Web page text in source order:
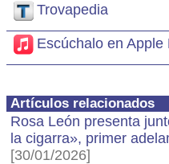
Trovapedia
Escúchalo en Apple
Artículos relacionados
Rosa León presenta
la cigarra», primer
[30/01/2026]